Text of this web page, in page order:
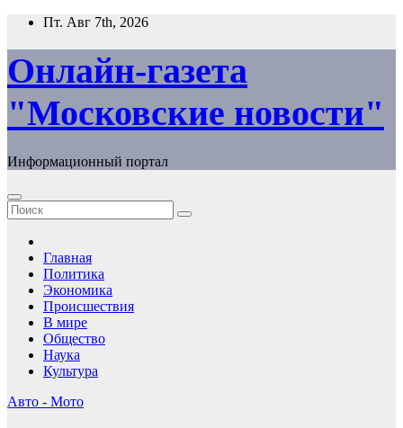
Перейти
содержимому
Пт. Авг 7th, 2026
Онлайн-газета
"Московские новости"
Информационный портал
Главная
Политика
Экономика
Происшествия
В мире
Общество
Наука
Культура
Авто - Мото